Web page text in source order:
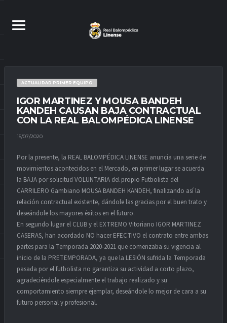
ACTUALIDAD PRIMER EQUIPO
IGOR MARTINEZ Y MOUSA BANDEH
KANDEH CAUSAN BAJA CONTRACTUAL
CON LA REAL BALOMPÉDICA LINENSE
15/07/2020
Por la presente, la REAL BALOMPÉDICA LINENSE anuncia una serie de
movimientos acontecidos en el Mercado, en primer lugar se acuerda
la BAJA por solicitud VOLUNTARIA del propio Futbolista del
CARRILERO Gambiano MOUSA BANDEH KANDEH, finalizando así la
relación contractual existente, dándole las gracias por el buen trato y
deseándole los mayores éxitos en el futuro.
En segundo lugar el CLUB y el EXTREMO Vitoriano IGOR MARTINEZ
CASERAS, han acordado NO hacer EFECTIVO el contrato entre ambas
partes para la Temporada 2020-2021 que comenzaba su vigencia al
inicio de la PRETEMPORADA, ya que la LESIÓN sufrida la Temporada
pasada por el futbolista no garantiza su actividad a corto plazo,
agradeciéndole especialmente el trabajo realizado y su
comportamiento siempre ejemplar, deseándole lo mejor de cara a su
futuro personal y profesional.